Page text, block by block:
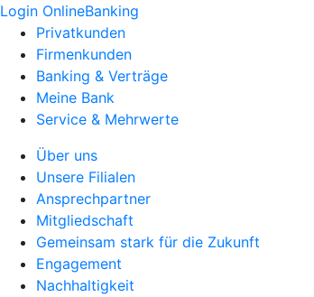
Login OnlineBanking
Privatkunden
Firmenkunden
Banking & Verträge
Meine Bank
Service & Mehrwerte
Über uns
Unsere Filialen
Ansprechpartner
Mitgliedschaft
Gemeinsam stark für die Zukunft
Engagement
Nachhaltigkeit